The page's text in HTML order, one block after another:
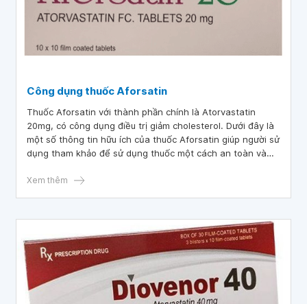
Công dụng thuốc Aforsatin
Thuốc Aforsatin với thành phần chính là Atorvastatin
20mg, có công dụng điều trị giảm cholesterol. Dưới đây là
một số thông tin hữu ích của thuốc Aforsatin giúp người sử
dụng tham khảo để sử dụng thuốc một cách an toàn và
Xem thêm